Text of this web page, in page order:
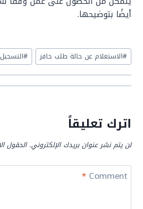
أيضًا بتوضيحها.
Post
Tags:
#الاستعلام عن حالة طلب حافز #
اترك تعليقاً
لن يتم نشر عنوان بريدك الإلكتروني. الحقول
Comment
*